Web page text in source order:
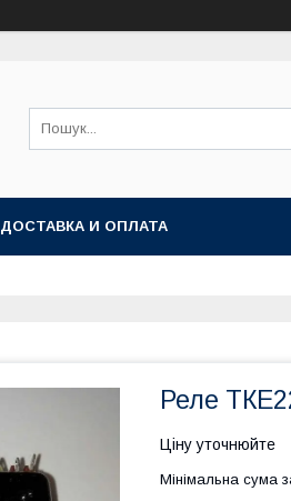
ДОСТАВКА И ОПЛАТА
Реле
Ціну уточнюйте
Мінімальна сума